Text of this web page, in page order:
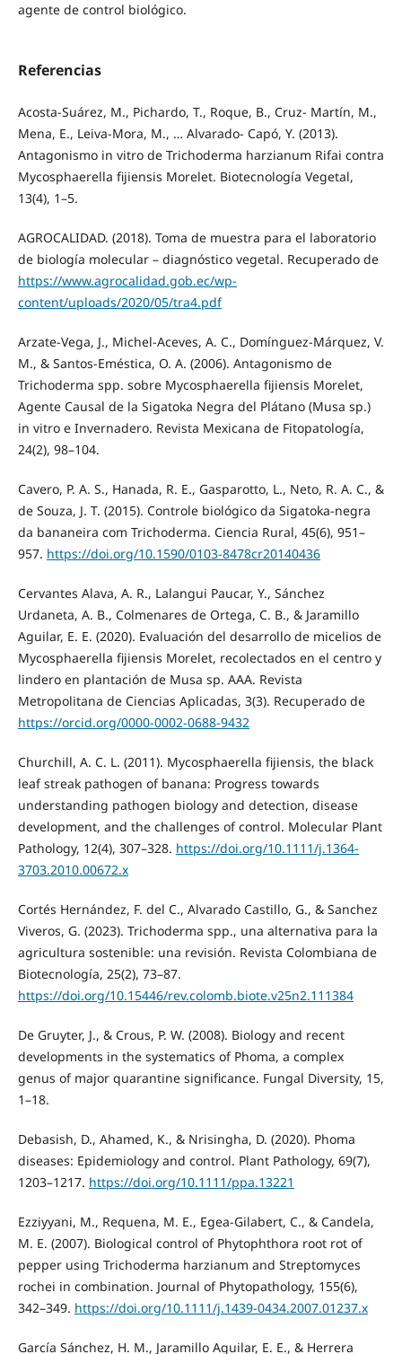
agente de control biológico.
Referencias
Acosta-Suárez, M., Pichardo, T., Roque, B., Cruz- Martín, M.,
Mena, E., Leiva-Mora, M., … Alvarado- Capó, Y. (2013).
Antagonismo in vitro de Trichoderma harzianum Rifai contra
Mycosphaerella fijiensis Morelet. Biotecnología Vegetal,
13(4), 1–5.
AGROCALIDAD. (2018). Toma de muestra para el laboratorio
de biología molecular – diagnóstico vegetal. Recuperado de
https://www.agrocalidad.gob.ec/wp-
content/uploads/2020/05/tra4.pdf
Arzate-Vega, J., Michel-Aceves, A. C., Domínguez-Márquez, V.
M., & Santos-Eméstica, O. A. (2006). Antagonismo de
Trichoderma spp. sobre Mycosphaerella fijiensis Morelet,
Agente Causal de la Sigatoka Negra del Plátano (Musa sp.)
in vitro e Invernadero. Revista Mexicana de Fitopatología,
24(2), 98–104.
Cavero, P. A. S., Hanada, R. E., Gasparotto, L., Neto, R. A. C., &
de Souza, J. T. (2015). Controle biológico da Sigatoka-negra
da bananeira com Trichoderma. Ciencia Rural, 45(6), 951–
957. https://doi.org/10.1590/0103-8478cr20140436
Cervantes Alava, A. R., Lalangui Paucar, Y., Sánchez
Urdaneta, A. B., Colmenares de Ortega, C. B., & Jaramillo
Aguilar, E. E. (2020). Evaluación del desarrollo de micelios de
Mycosphaerella fijiensis Morelet, recolectados en el centro y
lindero en plantación de Musa sp. AAA. Revista
Metropolitana de Ciencias Aplicadas, 3(3). Recuperado de
https://orcid.org/0000-0002-0688-9432
Churchill, A. C. L. (2011). Mycosphaerella fijiensis, the black
leaf streak pathogen of banana: Progress towards
understanding pathogen biology and detection, disease
development, and the challenges of control. Molecular Plant
Pathology, 12(4), 307–328. https://doi.org/10.1111/j.1364-
3703.2010.00672.x
Cortés Hernández, F. del C., Alvarado Castillo, G., & Sanchez
Viveros, G. (2023). Trichoderma spp., una alternativa para la
agricultura sostenible: una revisión. Revista Colombiana de
Biotecnología, 25(2), 73–87.
https://doi.org/10.15446/rev.colomb.biote.v25n2.111384
De Gruyter, J., & Crous, P. W. (2008). Biology and recent
developments in the systematics of Phoma, a complex
genus of major quarantine significance. Fungal Diversity, 15,
1–18.
Debasish, D., Ahamed, K., & Nrisingha, D. (2020). Phoma
diseases: Epidemiology and control. Plant Pathology, 69(7),
1203–1217. https://doi.org/10.1111/ppa.13221
Ezziyyani, M., Requena, M. E., Egea-Gilabert, C., & Candela,
M. E. (2007). Biological control of Phytophthora root rot of
pepper using Trichoderma harzianum and Streptomyces
rochei in combination. Journal of Phytopathology, 155(6),
342–349. https://doi.org/10.1111/j.1439-0434.2007.01237.x
García Sánchez, H. M., Jaramillo Aguilar, E. E., & Herrera